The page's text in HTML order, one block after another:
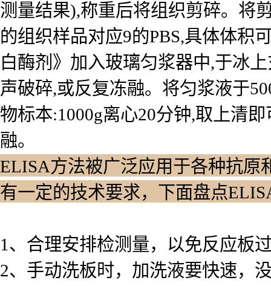
测量结果),称重后将组织剪碎。将
的组织样品对应9的PBS,具体体积
白酶剂》加入玻璃匀浆器中,于冰
声破碎,或反复冻融。将匀浆液于
物标本:1000g离心20分钟,取上清
融。
ELISA方法被广泛应用于各种抗原
有一定的技术要求，下面盘点
1、合理安排检测量，以免反应板
2、手动洗板时，加洗液要快速，